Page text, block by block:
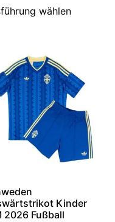
wählen
Kinder
2026 Fußball